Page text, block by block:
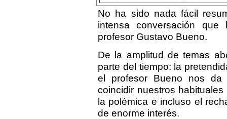
No ha sido nada fácil
intensa conversación
profesor Gustavo Bueno.
De la amplitud de temas
parte del tiempo: la
el profesor Bueno nos
coincidir nuestros
la polémica e incluso el
de enorme interés.